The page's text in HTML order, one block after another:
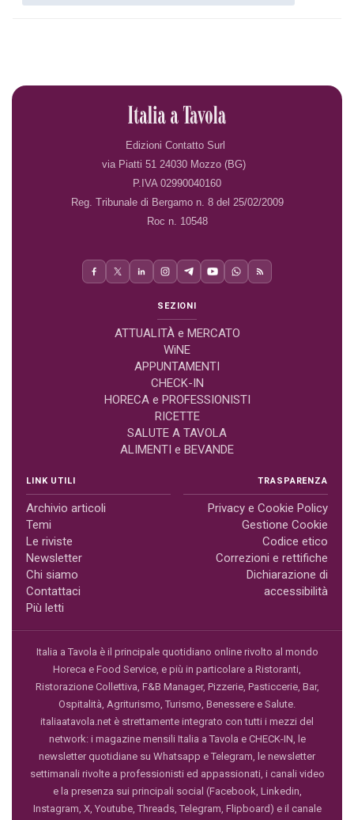
Edizioni Contatto Surl
via Piatti 51 24030 Mozzo (BG)
P.IVA 02990040160
Reg. Tribunale di Bergamo n. 8 del 25/02/2009
Roc n. 10548
SEZIONI
ATTUALITÀ e MERCATO
WiNE
APPUNTAMENTI
CHECK-IN
HORECA e PROFESSIONISTI
RICETTE
SALUTE A TAVOLA
ALIMENTI e BEVANDE
LINK UTILI
Archivio articoli
Temi
Le riviste
Newsletter
Chi siamo
Contattaci
Più letti
TRASPARENZA
Privacy e Cookie Policy
Gestione Cookie
Codice etico
Correzioni e rettifiche
Dichiarazione di
accessibilità
Italia a Tavola è il principale quotidiano online rivolto al mondo
Horeca e Food Service, e più in particolare a Ristoranti,
Ristorazione Collettiva, F&B Manager, Pizzerie, Pasticcerie, Bar,
Ospitalità, Agriturismo, Turismo, Benessere e Salute.
italiaatavola.net è strettamente integrato con tutti i mezzi del
network: i magazine mensili Italia a Tavola e CHECK-IN, le
newsletter quotidiane su Whatsapp e Telegram, le newsletter
settimanali rivolte a professionisti ed appassionati, i canali video
e la presenza sui principali social (Facebook, Linkedin,
Instagram, X, Youtube, Threads, Telegram, Flipboard) e il canale